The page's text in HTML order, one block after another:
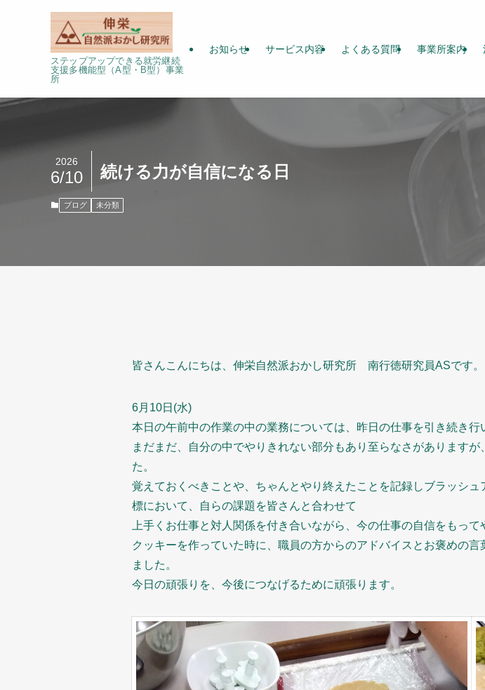
ステップアップできる就労継続
支援多機能型（A型・B型）事業
所
お知らせ サービス内容 よくある質問 事業所案内
続ける力が自信になる日
2026
6/10
ブログ 未分類
皆さんこんにちは、伸栄自然派おかし研究所 南行徳研究員ASです。
6月10日(水)
本日の午前中の作業の中の業務については、昨日の仕事を引き続き
まだまだ、自分の中でやりきれない部分もあり至らなさがあります
た。
覚えておくべきことや、ちゃんとやり終えたことを記録しブラッシ
標において、自らの課題を皆さんと合わせて
上手くお仕事と対人関係を付き合いながら、今の仕事の自信をもっ
クッキーを作っていた時に、職員の方からのアドバイスとお褒めの
ました。
今日の頑張りを、今後につなげるために頑張ります。